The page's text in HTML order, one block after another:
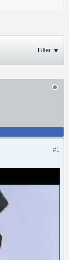
Filter
#1